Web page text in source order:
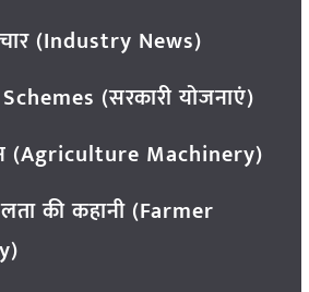
(Industry News)
(सरकारी योजनाएं)
(Agriculture Machinery)
की कहानी (Farmer